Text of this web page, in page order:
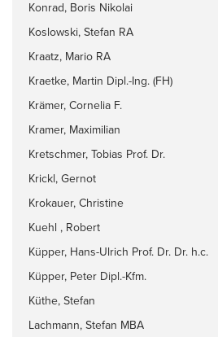
Konrad, Boris Nikolai
Koslowski, Stefan RA
Kraatz, Mario RA
Kraetke, Martin Dipl.-Ing. (FH)
Krämer, Cornelia F.
Kramer, Maximilian
Kretschmer, Tobias Prof. Dr.
Krickl, Gernot
Krokauer, Christine
Kuehl , Robert
Küpper, Hans-Ulrich Prof. Dr. Dr. h.c.
Küpper, Peter Dipl.-Kfm.
Küthe, Stefan
Lachmann, Stefan MBA